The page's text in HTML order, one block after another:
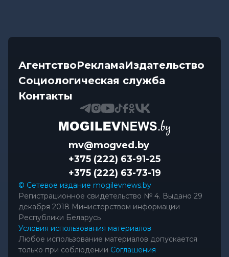
АгентствоРекламаИздательство
Социологическая служба
Контакты
mv@mogved.by
+375 (222) 63-91-25
+375 (222) 63-73-19
© Сетевое издание mogilevnews.by
Регистрационное свидетельство № 4. Выдано 29
декабря 2018 Министерством информации
Республики Беларусь
Условия использования материалов
Любое использование материалов допускается
только при соблюдении Соглашения